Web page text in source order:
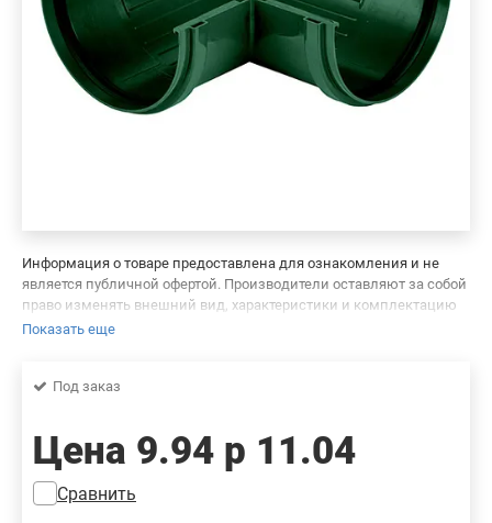
Информация о товаре предоставлена для ознакомления и не
является публичной офертой. Производители оставляют за собой
право изменять внешний вид, характеристики и комплектацию
товара, предварительно не уведомляя продавцов и потребителей.
фотографиях товара. Будем благодарны вам за сообщение об
Показать еще
Под заказ
Цена 9.94 р 11.04
Сравнить